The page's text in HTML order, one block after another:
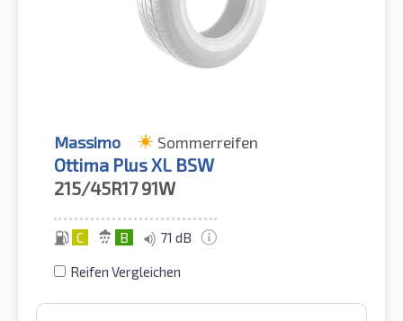
Massimo Sommerreifen
Ottima Plus XL BSW
215/45R17 91W
C B 71 dB
Reifen Vergleichen